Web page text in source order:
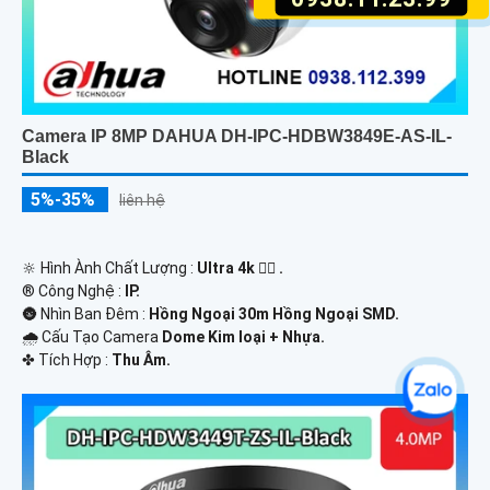
Camera IP 8MP DAHUA DH-IPC-HDBW3849E-AS-IL-
Black
5%-35% liên hệ
🔆 Hình Ành Chất Lượng : Ultra 4k 👍🏾 .
®️ Công Nghệ :
IP.
🌚 Nhìn Ban Đêm : Hồng Ngoại 30m Hồng Ngoại SMD.
🌧️ Cấu Tạo Camera Dome Kim loại + Nhựa.
️✤ Tích Hợp : Thu Âm.